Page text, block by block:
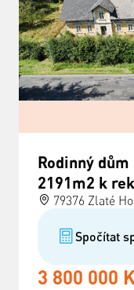
Rodinný
2191m2 k
79376 Zlaté
Spočítat
3 800 000